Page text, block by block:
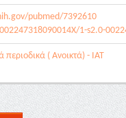
pubmed/7392610
1-s2.0-
( Ανοικτά) - ΙΑΤ